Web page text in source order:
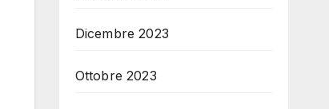
Dicembre 2023
Ottobre 2023